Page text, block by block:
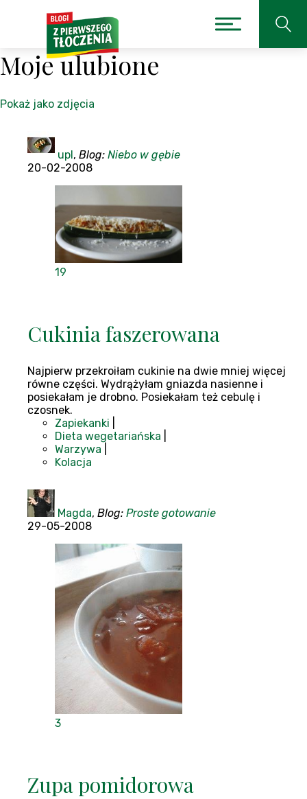
Moje ulubione
Pokaż jako zdjęcia
upl, Blog: Niebo w gębie
20-02-2008
19
Cukinia faszerowana
Najpierw przekroiłam cukinie na dwie mniej więcej
równe części. Wydrążyłam gniazda nasienne i
posiekałam je drobno. Posiekałam też cebulę i
czosnek.
Zapiekanki
Dieta wegetariańska
Warzywa
Kolacja
Magda, Blog: Proste gotowanie
29-05-2008
3
Zupa pomidorowa